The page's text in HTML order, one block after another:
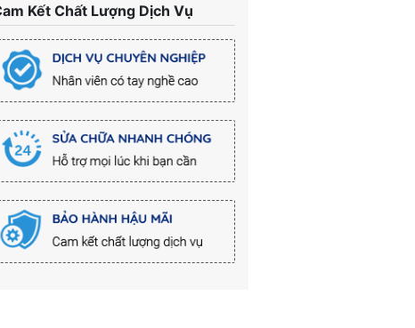
Kết Chất Lượng Dịch Vụ